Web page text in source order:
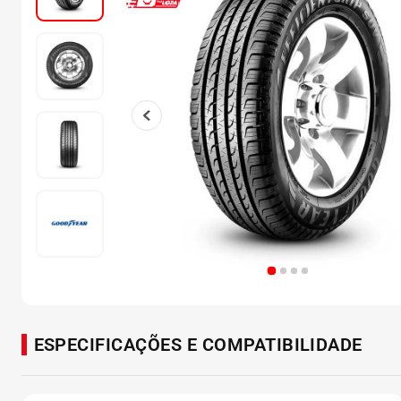
ESPECIFICAÇÕES E COMPATIBILIDADE